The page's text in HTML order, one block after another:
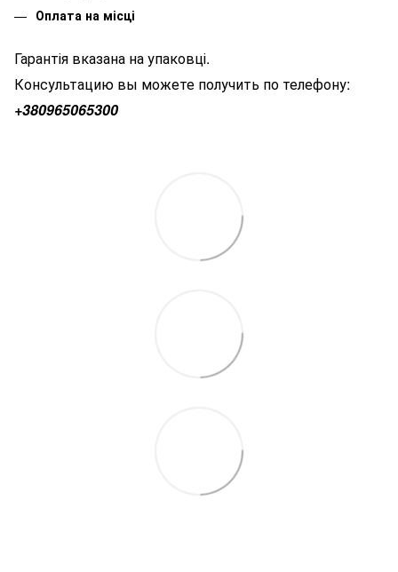
Оплата на місці
Гарантія вказана на упаковці.
Консультацию вы можете получить по телефону:
+380965065300